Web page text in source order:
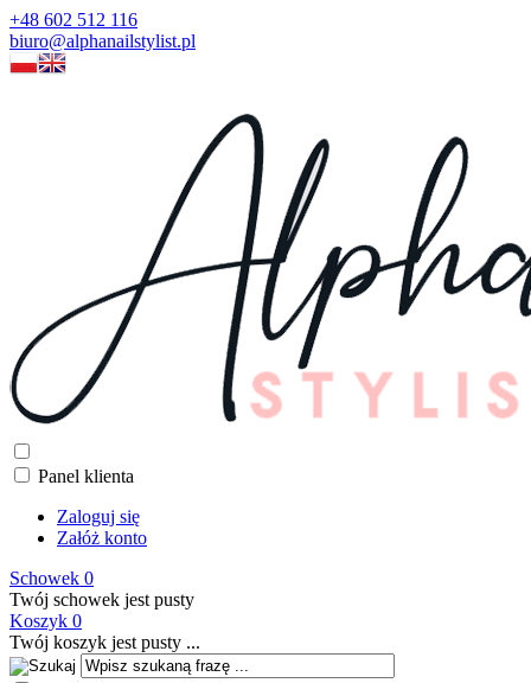
+48 602 512 116
biuro@alphanailstylist.pl
Panel klienta
Zaloguj się
Załóż konto
Schowek 0
Twój schowek jest pusty
Koszyk 0
Twój koszyk jest pusty ...